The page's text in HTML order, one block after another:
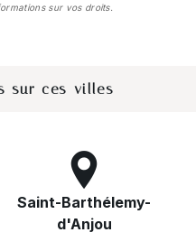
sur vos droits.
sur ces villes
Saint-Barthélemy-
d'Anjou